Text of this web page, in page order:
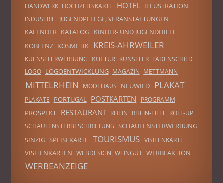
HANDWERK HOCHZEITSKARTE HOTEL ILLUSTRATION
INDUSTRIE
JUGENDPFLEGE; VERANSTALTUNGEN
KALENDER KATALOG KINDER- UND JUGENDHILFE
KOBLENZ KOSMETIK KREIS-AHRWEILER
KUENSTLERWERBUNG KULTUR KÜNSTLER LADENSCHILD
LOGO
LOGOENTWICKLUNG MAGAZIN METTMANN
MITTELRHEIN MODEHAUS NEUWIED PLAKAT
PLAKATE PORTUGAL POSTKARTEN PROGRAMM
PROSPEKT RESTAURANT RHEIN RHEIN-EIFEL
ROLL-UP
SCHAUFENSTERBESCHRIFTUNG
SCHAUFENSTERWERBUNG
SINZIG SPEISEKARTE TOURISMUS VISITENKARTE
VISITENKARTEN WEBDESIGN WEINGUT WERBEAKTION
WERBEANZEIGE